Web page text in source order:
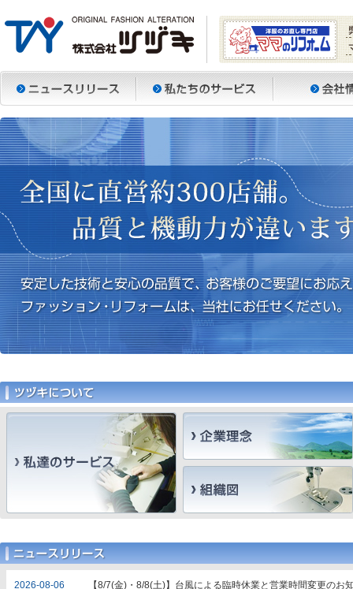
2026-08-06 【8/7(金)・8/8(土)】台風による臨時休業と営業時間変更のお